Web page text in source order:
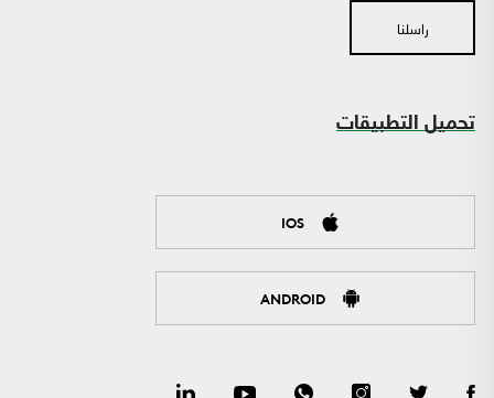
راسلنا
تحميل التطبيقات
IOS
ANDROID